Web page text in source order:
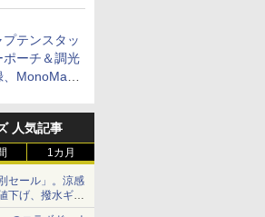
間隔に
テンスタッ
ポーチ＆調光
MonoMax
人気記事
1カ月
セール」。涼感
下げ、撥水ギア